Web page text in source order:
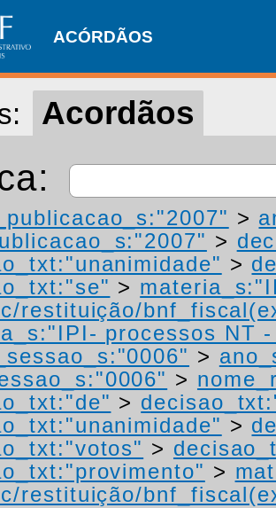
ACÓRDÃOS
Acordãos
>
>
>
>
restituição/
processos NT
>
>
>
>
>
>
restituição/